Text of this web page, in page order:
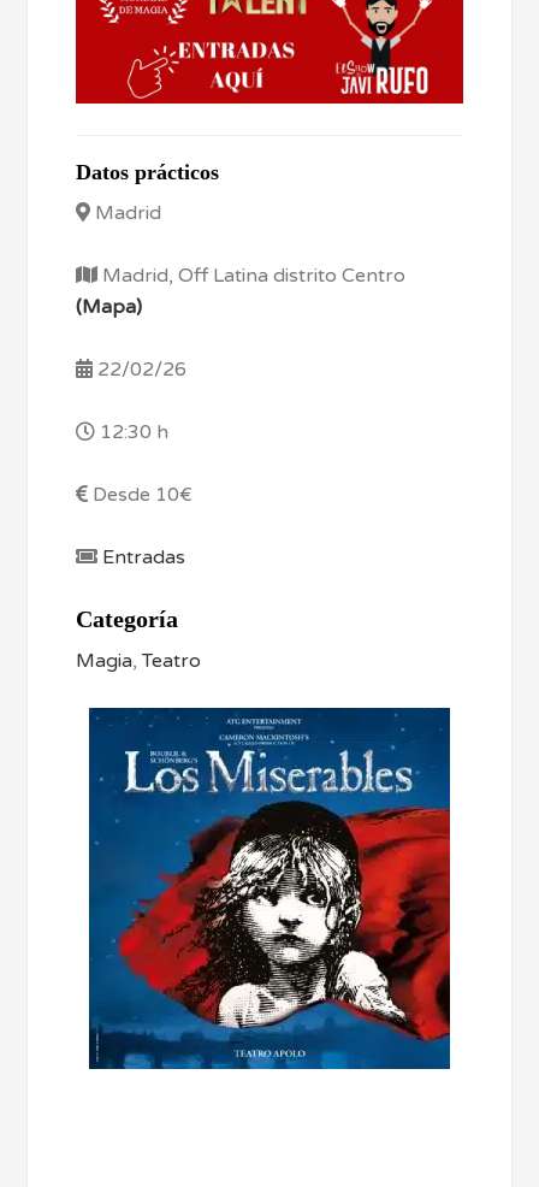
Datos prácticos
Madrid
Madrid, Off Latina distrito Centro
(Mapa)
22/02/26
12:30 h
Desde 10€
Entradas
Categoría
Magia,Teatro